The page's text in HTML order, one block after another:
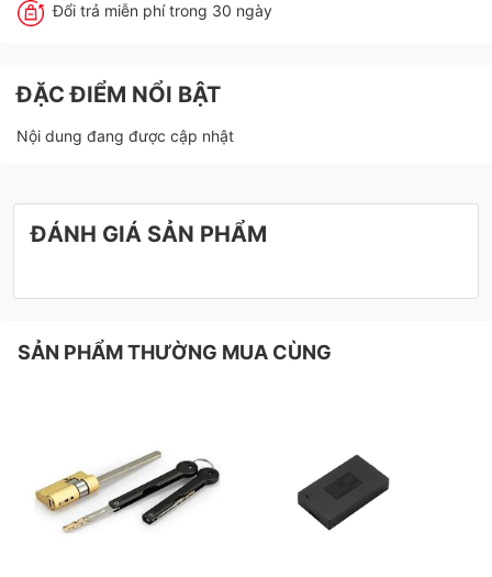
Đổi trả miễn phí trong 30 ngày
ĐẶC ĐIỂM NỔI BẬT
Nội dung đang được cập nhật
ĐÁNH GIÁ SẢN PHẨM
SẢN PHẨM THƯỜNG MUA CÙNG